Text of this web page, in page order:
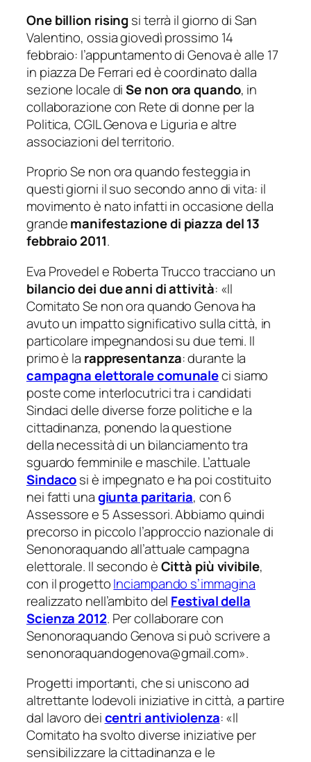
One billion rising si terrà il giorno di San
Valentino, ossia giovedì prossimo 14
febbraio: l’appuntamento di Genova è alle 17
in piazza De Ferrari ed è coordinato dalla
sezione locale diSe non ora quando, in
collaborazione con Rete di donne per la
Politica, CGIL Genova e Liguria e altre
associazioni del territorio.
ProprioSe non ora quandofesteggia in
questi giorni il suo secondo anno di vita: il
movimento è nato infatti in occasione della
grandemanifestazione di piazza del 13
febbraio 2011.
Eva Provedel e Roberta Trucco tracciano un
bilancio dei due anni di attività: «Il
Comitato Se non ora quando Genova ha
avuto un impatto significativo sulla città, in
particolare impegnandosi su due temi. Il
primo è la rappresentanza: durante la
campagna elettorale comunaleci siamo
poste come interlocutrici tra i candidati
Sindaci delle diverse forze politiche e la
cittadinanza, ponendo la questione
della necessità di un bilanciamento tra
sguardo femminile e maschile. L’attuale
Sindacosi è impegnato e ha poi costituito
nei fatti unagiunta paritaria, con 6
Assessore e 5 Assessori. Abbiamo quindi
precorso in piccolo l’approccio nazionale di
Senonoraquando all’attuale campagna
elettorale. Il secondo èCittà più vivibile,
con il progettoInciampando s’immagina
realizzato nell’ambito del Festival della
Scienza 2012. Per collaborare con
Senonoraquando Genova si può scrivere a
senonoraquandogenova@gmail.com».
Progetti importanti, che si uniscono ad
altrettante lodevoli iniziative in città, a partire
dal lavoro deicentri antiviolenza: «Il
Comitato ha svolto diverse iniziative per
sensibilizzare la cittadinanza e le